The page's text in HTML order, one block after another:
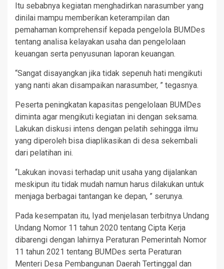
Itu sebabnya kegiatan menghadirkan narasumber yang
dinilai mampu memberikan keterampilan dan
pemahaman komprehensif kepada pengelola BUMDes
tentang analisa kelayakan usaha dan pengelolaan
keuangan serta penyusunan laporan keuangan.
“Sangat disayangkan jika tidak sepenuh hati mengikuti
yang nanti akan disampaikan narasumber, ” tegasnya.
Peserta peningkatan kapasitas pengelolaan BUMDes
diminta agar mengikuti kegiatan ini dengan seksama.
Lakukan diskusi intens dengan pelatih sehingga ilmu
yang diperoleh bisa diaplikasikan di desa sekembali
dari pelatihan ini.
“Lakukan inovasi terhadap unit usaha yang dijalankan
meskipun itu tidak mudah namun harus dilakukan untuk
menjaga berbagai tantangan ke depan, ” serunya.
Pada kesempatan itu, Iyad menjelasan terbitnya Undang
Undang Nomor 11 tahun 2020 tentang Cipta Kerja
dibarengi dengan lahirnya Peraturan Pemerintah Nomor
11 tahun 2021 tentang BUMDes serta Peraturan
Menteri Desa Pembangunan Daerah Tertinggal dan